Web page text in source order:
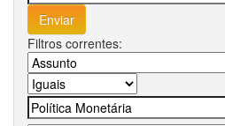
Filtros correntes: